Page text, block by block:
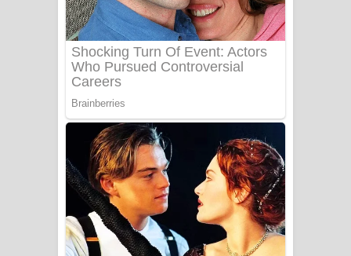
ගීතයේ පද පෙළ
Katakara Song Lyrics - කටකාර ගීතයේ
පද පෙළ
Tharu Yaye Dilena Song Lyrics - තරු
යායේ දිලෙනා ගීතයේ පද පෙළ
Ow Man Sosa Song Lyrics - ඔව් මං
සෝසා ගීතයේ පද පෙළ
Heavy Weight Song Lyrics